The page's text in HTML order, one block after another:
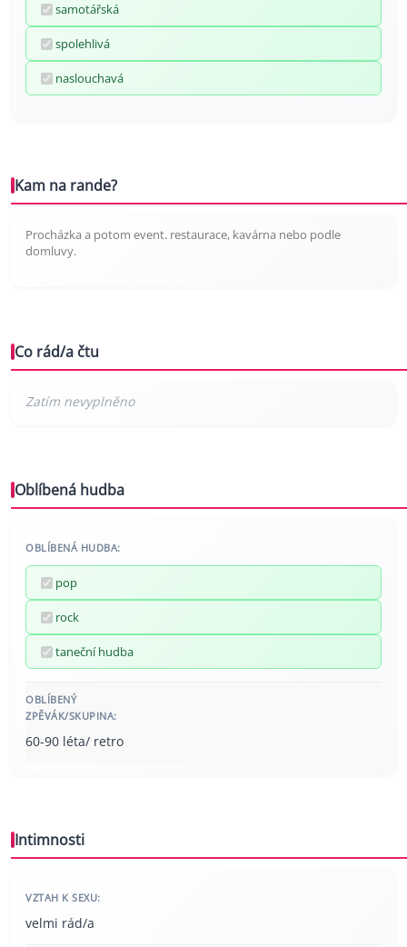
samotářská
spolehlivá
naslouchavá
Kam na rande?
Procházka a potom event. restaurace, kavárna nebo podle
domluvy.
Co rád/a čtu
Oblíbená hudba
OBLÍBENÁ HUDBA:
pop
rock
taneční hudba
OBLÍBENÝ
ZPĚVÁK/SKUPINA:
60-90 léta/ retro
Intimnosti
VZTAH K SEXU:
velmi rád/a